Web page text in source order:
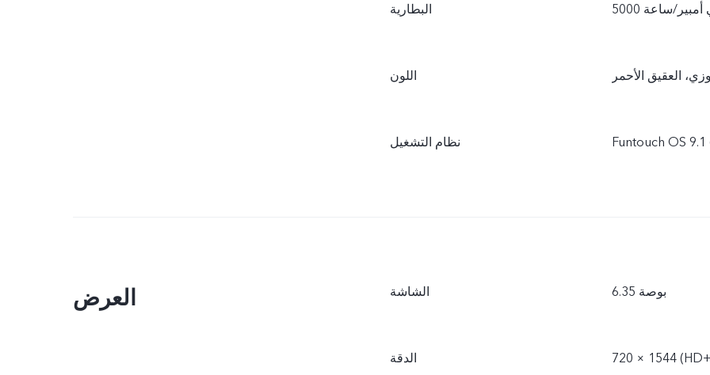
البطارية
اللون العقيق الأحمر
نظام التشغيل
العرض الشاشة 6.35 بوصة
الدقة 720 × 1544